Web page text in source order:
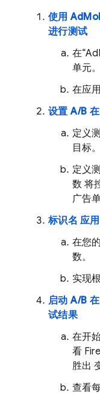
使用
进行测试
在“
单元。
在应
设置 A/B 在
定义
目标。
定义
数 将
广告
标识名 应
在您
数。
实现
启动 A/B 在
试结果
在开
看
胜出
查看